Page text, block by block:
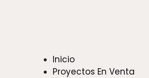
Inicio
Proyectos En Venta